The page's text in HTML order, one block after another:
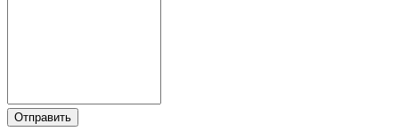
Отправить